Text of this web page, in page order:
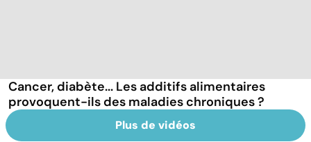
Cancer, diabète... Les additifs alimentaires
provoquent-ils des maladies chroniques ?
Plus de vidéos